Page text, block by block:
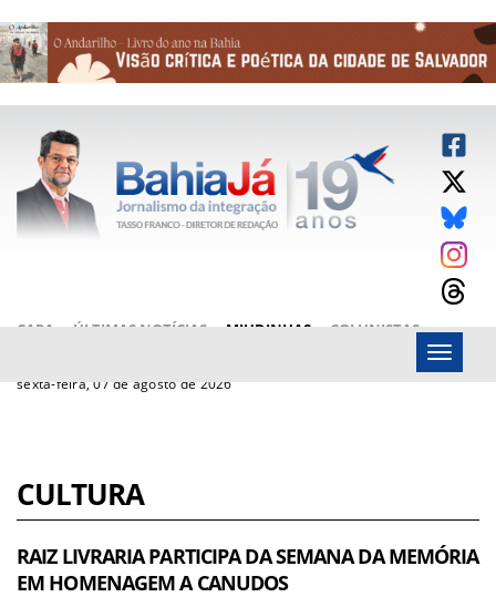
CAPA ÚLTIMAS NOTÍCIAS MIUDINHAS
COLUNISTAS
sexta-feira, 07 de agosto de 2026
Menu
CULTURA
RAIZ LIVRARIA PARTICIPA DA SEMANA DA MEMÓRIA
EM HOMENAGEM A CANUDOS